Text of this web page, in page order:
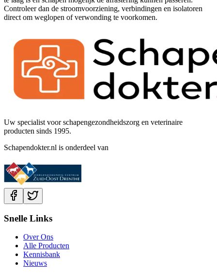
Controleer dan de stroomvoorziening, verbindingen en isolatoren
direct om weglopen of verwonding te voorkomen.
Uw specialist voor schapengezondheidszorg en veterinaire
producten sinds 1995.
Schapendokter.nl is onderdeel van
Snelle Links
Over Ons
Alle Producten
Kennisbank
Nieuws